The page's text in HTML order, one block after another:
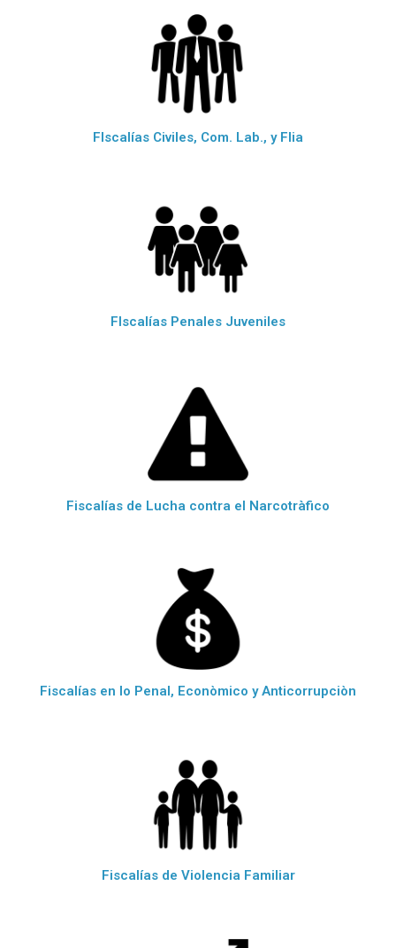
FIscalías Civiles, Com. Lab., y Flia
FIscalías Penales Juveniles
Fiscalías de Lucha contra el Narcotràfico
Fiscalías en lo Penal, Econòmico y Anticorrupciòn
Fiscalías de Violencia Familiar